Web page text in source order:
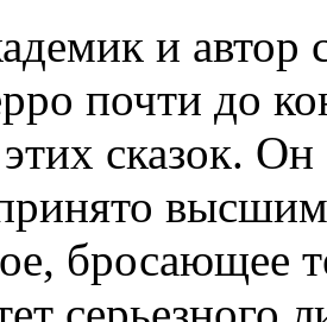
и автор
почти до
этих сказок.
бросающее